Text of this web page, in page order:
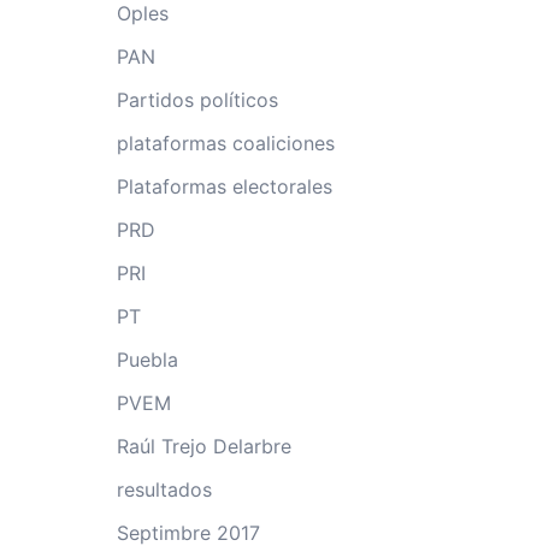
Oples
PAN
Partidos políticos
plataformas coaliciones
Plataformas electorales
PRD
PRI
PT
Puebla
PVEM
Raúl Trejo Delarbre
resultados
Septimbre 2017